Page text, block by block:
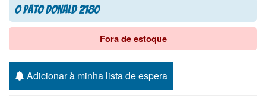
O Pato Donald 2180
Fora de estoque
Adicionar à minha lista de espera